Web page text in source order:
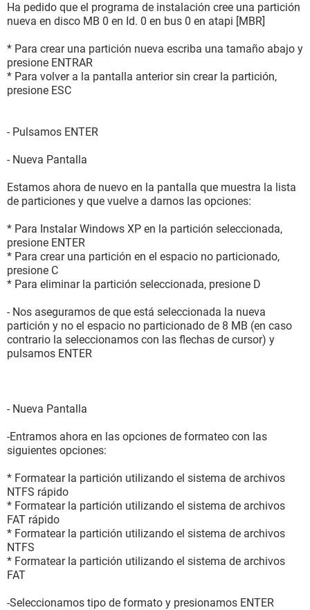
Ha pedido que el programa de instalación cree una partición
nueva en disco MB 0 en Id. 0 en bus 0 en atapi [MBR]
* Para crear una partición nueva escriba una tamaño abajo y
presione ENTRAR
* Para volver a la pantalla anterior sin crear la partición,
presione ESC
- Pulsamos ENTER
- Nueva Pantalla
Estamos ahora de nuevo en la pantalla que muestra la lista
de particiones y que vuelve a darnos las opciones:
* Para Instalar Windows XP en la partición seleccionada,
presione ENTER
* Para crear una partición en el espacio no particionado,
presione C
* Para eliminar la partición seleccionada, presione D
- Nos aseguramos de que está seleccionada la nueva
partición y no el espacio no particionado de 8 MB (en caso
contrario la seleccionamos con las flechas de cursor) y
pulsamos ENTER
- Nueva Pantalla
-Entramos ahora en las opciones de formateo con las
siguientes opciones:
* Formatear la partición utilizando el sistema de archivos
NTFS rápido
* Formatear la partición utilizando el sistema de archivos
FAT rápido
* Formatear la partición utilizando el sistema de archivos
NTFS
* Formatear la partición utilizando el sistema de archivos
FAT
-Seleccionamos tipo de formato y presionamos ENTER